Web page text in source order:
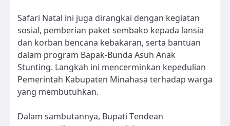
Safari Natal ini juga dirangkai dengan kegiatan
sosial, pemberian paket sembako kepada lansia
dan korban bencana kebakaran, serta bantuan
dalam program Bapak-Bunda Asuh Anak
Stunting. Langkah ini mencerminkan kepedulian
Pemerintah Kabupaten Minahasa terhadap warga
yang membutuhkan.
Dalam sambutannya, Bupati Tendean